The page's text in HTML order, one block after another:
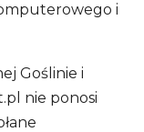
i
Goślinie i
nie ponosi